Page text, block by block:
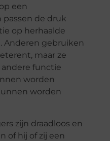
een
passen de druk
op herhaalde
Anderen gebruiken
maar ze
functie
worden
worden
zijn draadloos en
of hij of zij een